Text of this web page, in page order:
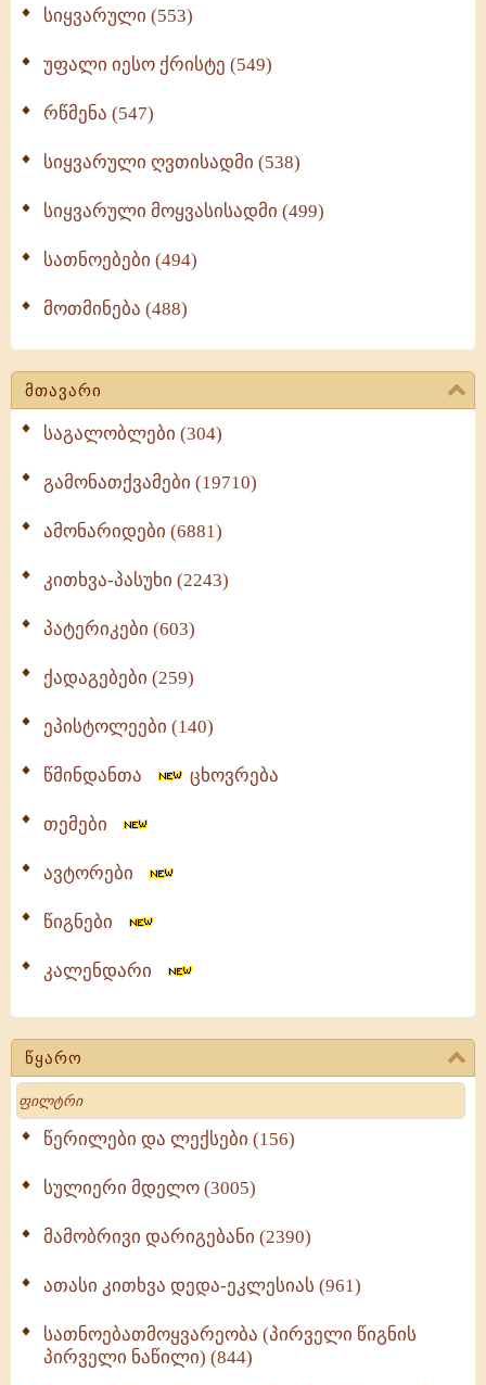
სიყვარული (553)
უფალი იესო ქრისტე (549)
რწმენა (547)
სიყვარული ღვთისადმი (538)
სიყვარული მოყვასისადმი (499)
სათნოებები (494)
მოთმინება (488)
მთავარი
საგალობლები (304)
გამონათქვამები (19710)
ამონარიდები (6881)
კითხვა-პასუხი (2243)
პატერიკები (603)
ქადაგებები (259)
ეპისტოლეები (140)
წმინდანთა ცხოვრება
თემები
ავტორები
წიგნები
კალენდარი
წყარო
Search
წერილები და ლექსები (156)
სულიერი მდელო (3005)
მამობრივი დარიგებანი (2390)
ათასი კითხვა დედა-ეკლესიას (961)
სათნოებათმოყვარეობა (პირველი წიგნის
პირველი ნაწილი) (844)